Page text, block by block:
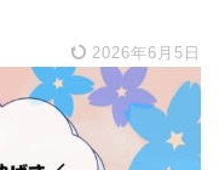
2026年6月5日